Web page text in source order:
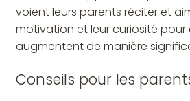
voient leurs parents réciter et
motivation et leur curiosité pour
augmentent de manière
Conseils pour les